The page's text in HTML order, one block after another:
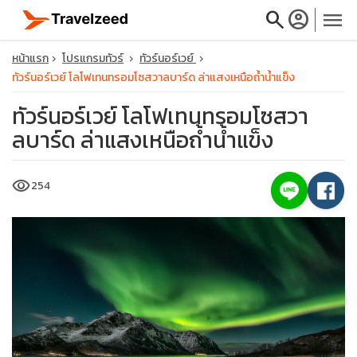
searchaccount_circle menu
travel_explore
search
หน้าแรก โปรแกรมทัวร์
ทัวร์นอร์เวย์
ทัวร์นอร์เวย์ โลโฟเทนทรอมโซสวาลบาร์ด ล่าแสงเหนือถ้ำน้ำแข็ง
ทัวร์นอร์เวย์ โลโฟเทนทรอมโซสวา
ลบาร์ด ล่าแสงเหนือถ้ำน้ำแข็ง
visibility254